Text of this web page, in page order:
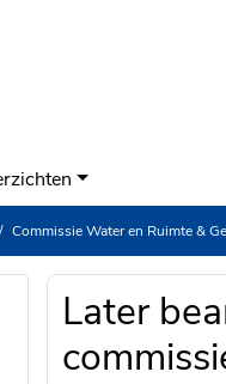
Commissie Water en Ruimte & Gezond
Later